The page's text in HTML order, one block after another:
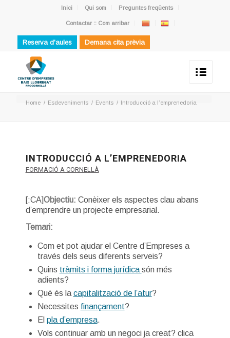
Inici Qui som Preguntes freqüents
Contactar :: Com arribar
Reserva d'aules Demana cita prèvia
Home / Esdeveniments / Events / Introducció a l’emprenedoria
INTRODUCCIÓ A L’EMPRENEDORIA
FORMACIÓ A CORNELLÀ
[:CA]Objectiu: Conèixer els aspectes clau abans
d’emprendre un projecte empresarial.
Temari:
Com et pot ajudar el Centre d’Empreses a
través dels seus diferents serveis?
Quins tràmits i forma jurídica són més
adients?
Què és la capitalització de l’atur?
Necessites finançament?
El pla d’empresa.
Vols continuar amb un negoci ja creat? clica